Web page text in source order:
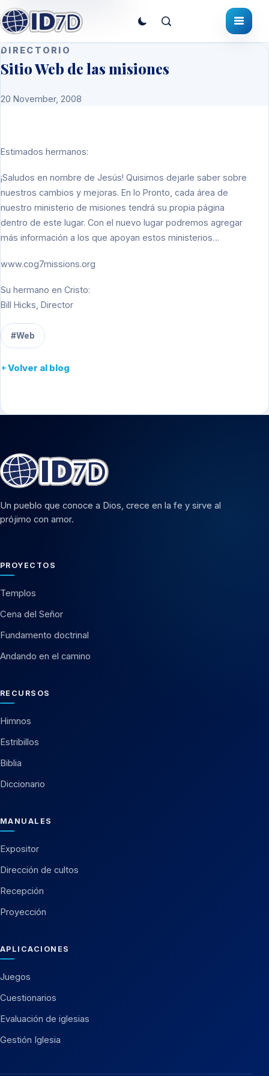
DIRECTORIO
Sitio Web de las misiones
20 November, 2008
Estimados hermanos:
¡Saludos en nombre de Jesús! Quisimos dejarle saber sobre
nuestros cambios y mejoras. En lo Pronto, cada área de
nuestro ministerio de misiones tendrá su propia página
dentro de este lugar. Con el nuevo lugar podremos agregar
más información a los que apoyan estos ministerios…
www.cog7missions.org
Su hermano en Cristo:
Bill Hicks, Director
#Web
Volver al blog
Un pueblo que conoce a Dios, crece en la fe y sirve al
prójimo con amor.
PROYECTOS
Templos
Cena del Señor
Fundamento doctrinal
Andando en el camino
RECURSOS
Himnos
Estribillos
Biblia
Diccionario
MANUALES
Expositor
Dirección de cultos
Recepción
Proyección
APLICACIONES
Juegos
Cuestionarios
Evaluación de iglesias
Gestión Iglesia